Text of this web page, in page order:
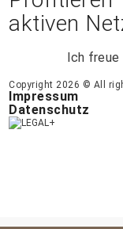
aktiven
Ich freue
Copyright 2026 © All
Impressum
Datenschutz